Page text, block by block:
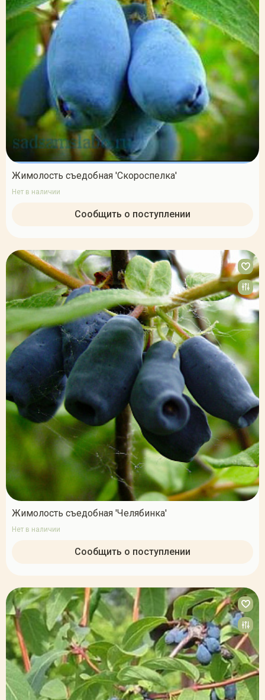
Жимолость съедобная 'Скороспелка'
Нет в наличии
Сообщить о поступлении
Жимолость съедобная 'Челябинка'
Нет в наличии
Сообщить о поступлении